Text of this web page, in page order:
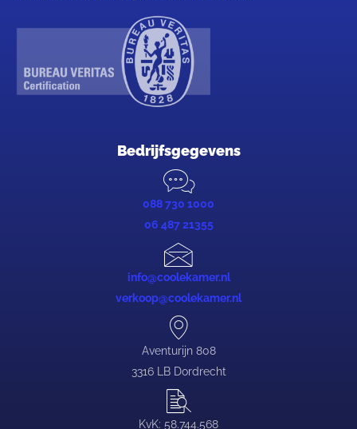
Bedrijfsgegevens
088 730 1000
06 487 21355
info@coolekamer.nl
verkoop@coolekamer.nl
Aventurijn 808
3316 LB Dordrecht
KvK: 58.744.568